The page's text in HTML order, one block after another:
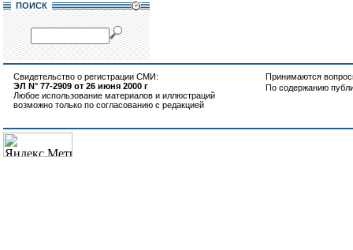
ПОИСК
Свидетельство о регистрации СМИ:
ЭЛ N° 77-2909 от 26 июня 2000 г
Любое использование материалов и иллюстраций
возможно только по согласованию с редакцией
Принимаются
По содержанию